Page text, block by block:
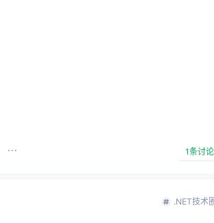
1条讨论
.NET技术